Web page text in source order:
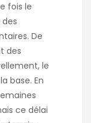
fois le
De
des
le
base. En
ce délai